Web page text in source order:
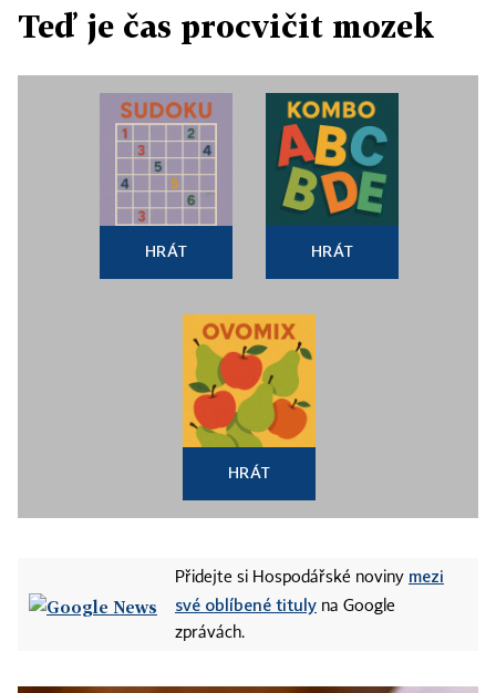
Teď je čas procvičit mozek
HRÁT HRÁT
HRÁT
Přidejte si Hospodářské noviny mezi
své oblíbené tituly na Google
zprávách.